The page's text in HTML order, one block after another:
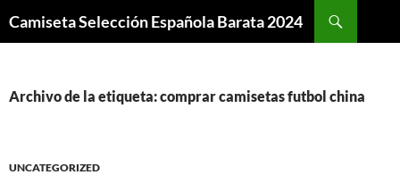
Camiseta Selección Española Barata 2024
Archivo de la etiqueta: comprar camisetas futbol china
UNCATEGORIZED